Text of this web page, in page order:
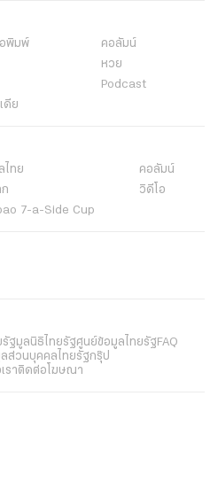
พิมพ์
คอลัมน์
หวย
Podcast
ดีย
ไทย
คอลัมน์
วิดีโอ
7-a-Side Cup
รัฐมูลนิธิไทยรัฐศูนย์ข้อมูลไทยรัฐFAQ
ส่วนบุคคลไทยรัฐกรุ๊ป
ราติดต่อโฆษณา